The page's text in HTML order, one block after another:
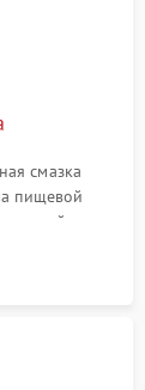
смазка
пищевой
масел.